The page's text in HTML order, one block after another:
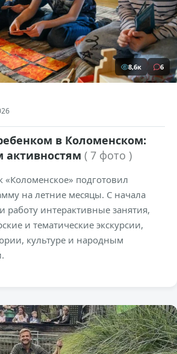
8,6к 6
в Коломенском:
активностям ( 7 фото )
«Коломенское» подготовил
на летние месяцы. С начала
работу интерактивные занятия,
и тематические экскурсии,
культуре и народным